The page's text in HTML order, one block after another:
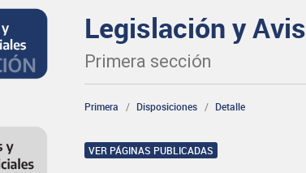
Legislación y
Primera sección
Primera Disposiciones Detalle
VER PÁGINAS PUBLICADAS